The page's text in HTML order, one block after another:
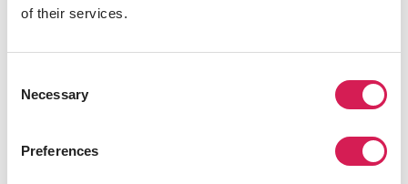
of their services.
Selection
Necessary
Preferences
영화에서는 우울한 우체국 직원(스티브 이벳츠)이 아들의 마리
해줍니다. 스포츠 영웅의 인생 코칭 괜찮을까요? 보고 판단하세
요! 이 2009년작 영화는 맨체스터 유나이티드가 모든 트로피를
차지했을 때 만들어졌고, 칸토나는 그 시대의 다른 축구 선수들
겁게 볼 수 있습니다.